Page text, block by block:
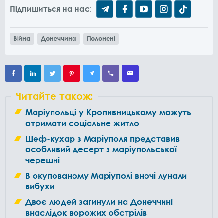
Підпишиться на нас:
Війна Донеччина Полонені
Читайте також:
Маріупольці у Кропивницькому можуть
отримати соціальне житло
Шеф-кухар з Маріуполя представив
особливий десерт з маріупольської
черешні
В окупованому Маріуполі вночі лунали
вибухи
Двоє людей загинули на Донеччині
внаслідок ворожих обстрілів